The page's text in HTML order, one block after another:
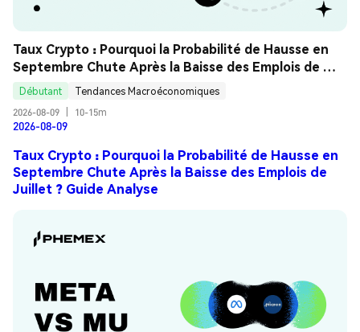
Taux Crypto : Pourquoi la Probabilité de Hausse en
Septembre Chute Après la Baisse des Emplois de
Juillet ? Guide Analyse
Débutant
Tendances Macroéconomiques
2026-08-09
10-15m
2026-08-09
Taux Crypto : Pourquoi la Probabilité de Hausse en
Septembre Chute Après la Baisse des Emplois de
Juillet ? Guide Analyse